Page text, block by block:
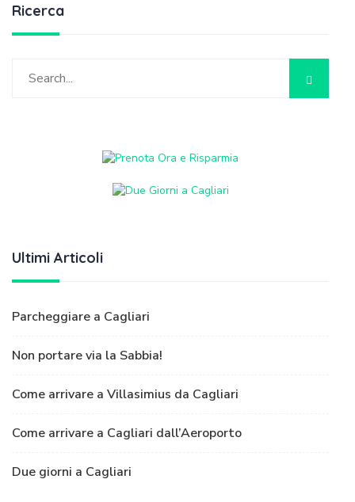
Ricerca
Ultimi Articoli
Parcheggiare a Cagliari
Non portare via la Sabbia!
Come arrivare a Villasimius da Cagliari
Come arrivare a Cagliari dall’Aeroporto
Due giorni a Cagliari